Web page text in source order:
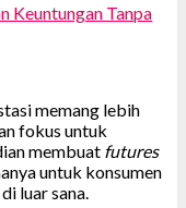
Keuntungan Tanpa
memang lebih
fokus untuk
membuat futures
untuk konsumen
luar sana.